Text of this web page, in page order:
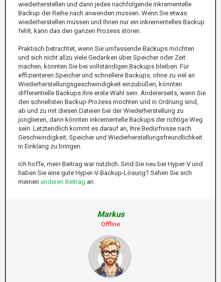
wiederherstellen und dann jedes nachfolgende inkrementelle
Backup der Reihe nach anwenden müssen. Wenn Sie etwas
wiederherstellen müssen und Ihnen nur ein inkrementelles Backup
fehlt, kann das den ganzen Prozess stören.
Praktisch betrachtet, wenn Sie umfassende Backups möchten
und sich nicht allzu viele Gedanken über Speicher oder Zeit
machen, könnten Sie bei vollständigen Backups bleiben. Für
effizienteren Speicher und schnellere Backups, ohne zu viel an
Wiederherstellungsgeschwindigkeit einzubüßen, könnten
differentielle Backups Ihre erste Wahl sein. Andererseits, wenn Sie
den schnellsten Backup-Prozess möchten und in Ordnung sind,
ab und zu mit diesen Dateien bei der Wiederherstellung zu
jonglieren, dann könnten inkrementelle Backups der richtige Weg
sein. Letztendlich kommt es darauf an, Ihre Bedürfnisse nach
Geschwindigkeit, Speicher und Wiederherstellungsfreundlichkeit
in Einklang zu bringen.
Ich hoffe, mein Beitrag war nützlich. Sind Sie neu bei Hyper-V und
haben Sie eine gute Hyper-V-Backup-Lösung? Sehen Sie sich
meinen anderen Beitrag an.
Markus
Offline